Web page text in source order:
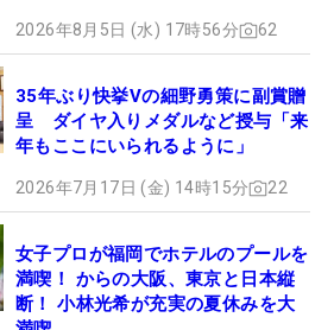
2026年8月5日 (水) 17時56分 62
35年ぶり快挙Vの細野勇策に副賞贈
呈 ダイヤ入りメダルなど授与「来
年もここにいられるように」
2026年7月17日 (金) 14時15分 22
女子プロが福岡でホテルのプールを
満喫！ からの大阪、東京と日本縦
断！ 小林光希が充実の夏休みを大